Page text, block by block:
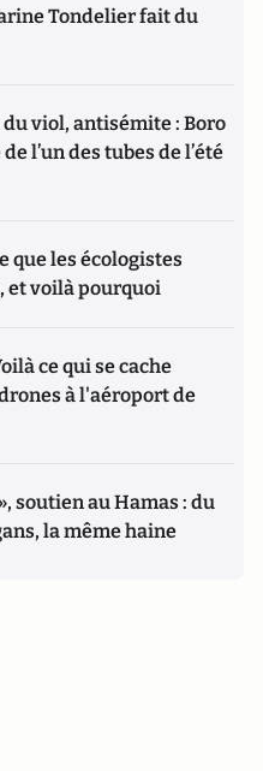
Tondelier fait du
viol, antisémite : Boro
l’un des tubes de l’été
que les écologistes
et voilà pourquoi
ce qui se cache
à l'aéroport de
soutien au Hamas : du
la même haine